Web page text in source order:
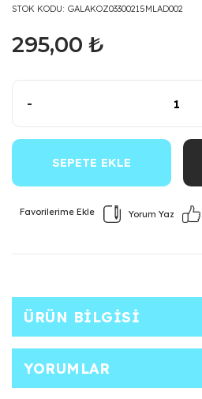
STOK KODU GALAKOZ03300215MLAD002
295,00 ₺
-
SEPETE EKLE
Yorum Yaz
ÜRÜN BILGISI
YORUMLAR